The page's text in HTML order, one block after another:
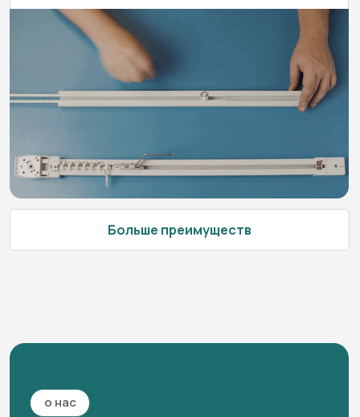
Написать руководителю
Студия ПРОДУМАНО —
постоянные участники выставок
Разработаем решение
для объекта любого масштаба
квартира / дом